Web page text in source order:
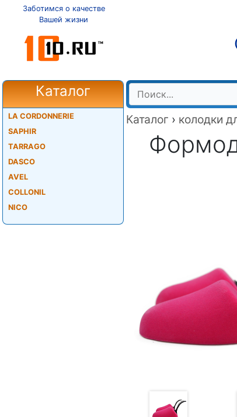
Заботимся о качестве
Вашей жизни
Каталог
LA CORDONNERIE
SAPHIR
TARRAGO
DASCO
AVEL
COLLONIL
NICO
Каталог › колодки